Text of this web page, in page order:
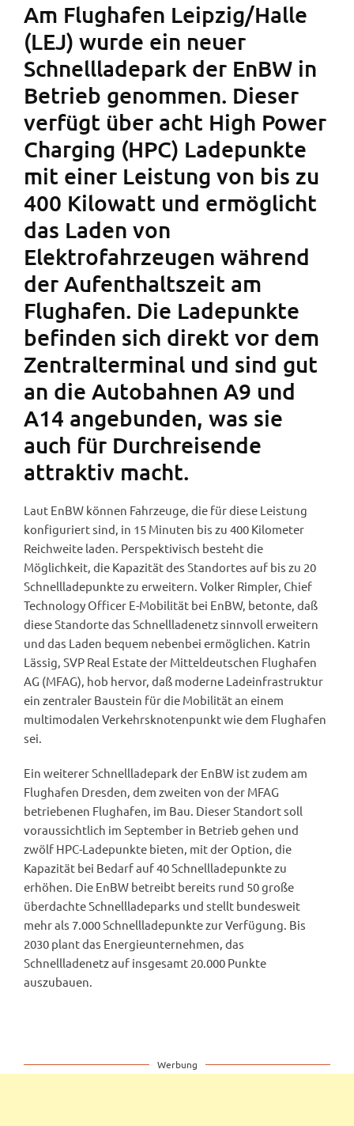
Am Flughafen Leipzig/Halle
(LEJ) wurde ein neuer
Schnellladepark der EnBW in
Betrieb genommen. Dieser
verfügt über acht High Power
Charging (HPC) Ladepunkte
mit einer Leistung von bis zu
400 Kilowatt und ermöglicht
das Laden von
Elektrofahrzeugen während
der Aufenthaltszeit am
Flughafen. Die Ladepunkte
befinden sich direkt vor dem
Zentralterminal und sind gut
an die Autobahnen A9 und
A14 angebunden, was sie
auch für Durchreisende
attraktiv macht.
Laut EnBW können Fahrzeuge, die für diese Leistung
konfiguriert sind, in 15 Minuten bis zu 400 Kilometer
Reichweite laden. Perspektivisch besteht die
Möglichkeit, die Kapazität des Standortes auf bis zu 20
Schnellladepunkte zu erweitern. Volker Rimpler, Chief
Technology Officer E-Mobilität bei EnBW, betonte, daß
diese Standorte das Schnellladenetz sinnvoll erweitern
und das Laden bequem nebenbei ermöglichen. Katrin
Lässig, SVP Real Estate der Mitteldeutschen Flughafen
AG (MFAG), hob hervor, daß moderne Ladeinfrastruktur
ein zentraler Baustein für die Mobilität an einem
multimodalen Verkehrsknotenpunkt wie dem Flughafen
sei.
Ein weiterer Schnellladepark der EnBW ist zudem am
Flughafen Dresden, dem zweiten von der MFAG
betriebenen Flughafen, im Bau. Dieser Standort soll
voraussichtlich im September in Betrieb gehen und
zwölf HPC-Ladepunkte bieten, mit der Option, die
Kapazität bei Bedarf auf 40 Schnellladepunkte zu
erhöhen. Die EnBW betreibt bereits rund 50 große
überdachte Schnellladeparks und stellt bundesweit
mehr als 7.000 Schnellladepunkte zur Verfügung. Bis
2030 plant das Energieunternehmen, das
Schnellladenetz auf insgesamt 20.000 Punkte
auszubauen.
Werbung